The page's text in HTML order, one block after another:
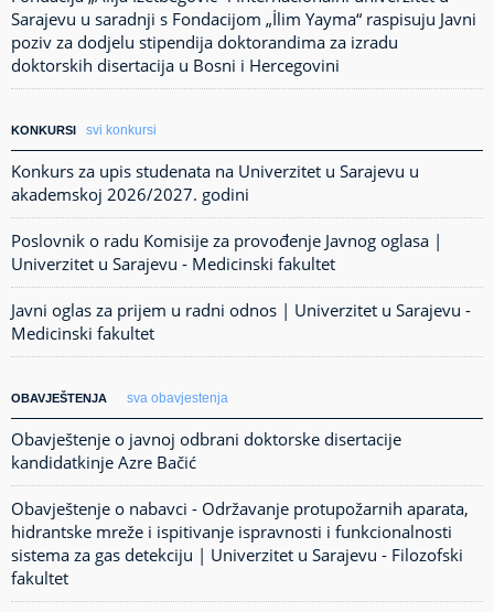
Sarajevu u saradnji s Fondacijom „İlim Yayma“ raspisuju Javni
poziv za dodjelu stipendija doktorandima za izradu
doktorskih disertacija u Bosni i Hercegovini
KONKURSI svi konkursi
Konkurs za upis studenata na Univerzitet u Sarajevu u
akademskoj 2026/2027. godini
Poslovnik o radu Komisije za provođenje Javnog oglasa |
Univerzitet u Sarajevu - Medicinski fakultet
Javni oglas za prijem u radni odnos | Univerzitet u Sarajevu -
Medicinski fakultet
OBAVJEŠTENJA sva obavjestenja
Obavještenje o javnoj odbrani doktorske disertacije
kandidatkinje Azre Bačić
Obavještenje o nabavci - Održavanje protupožarnih aparata,
hidrantske mreže i ispitivanje ispravnosti i funkcionalnosti
sistema za gas detekciju | Univerzitet u Sarajevu - Filozofski
fakultet